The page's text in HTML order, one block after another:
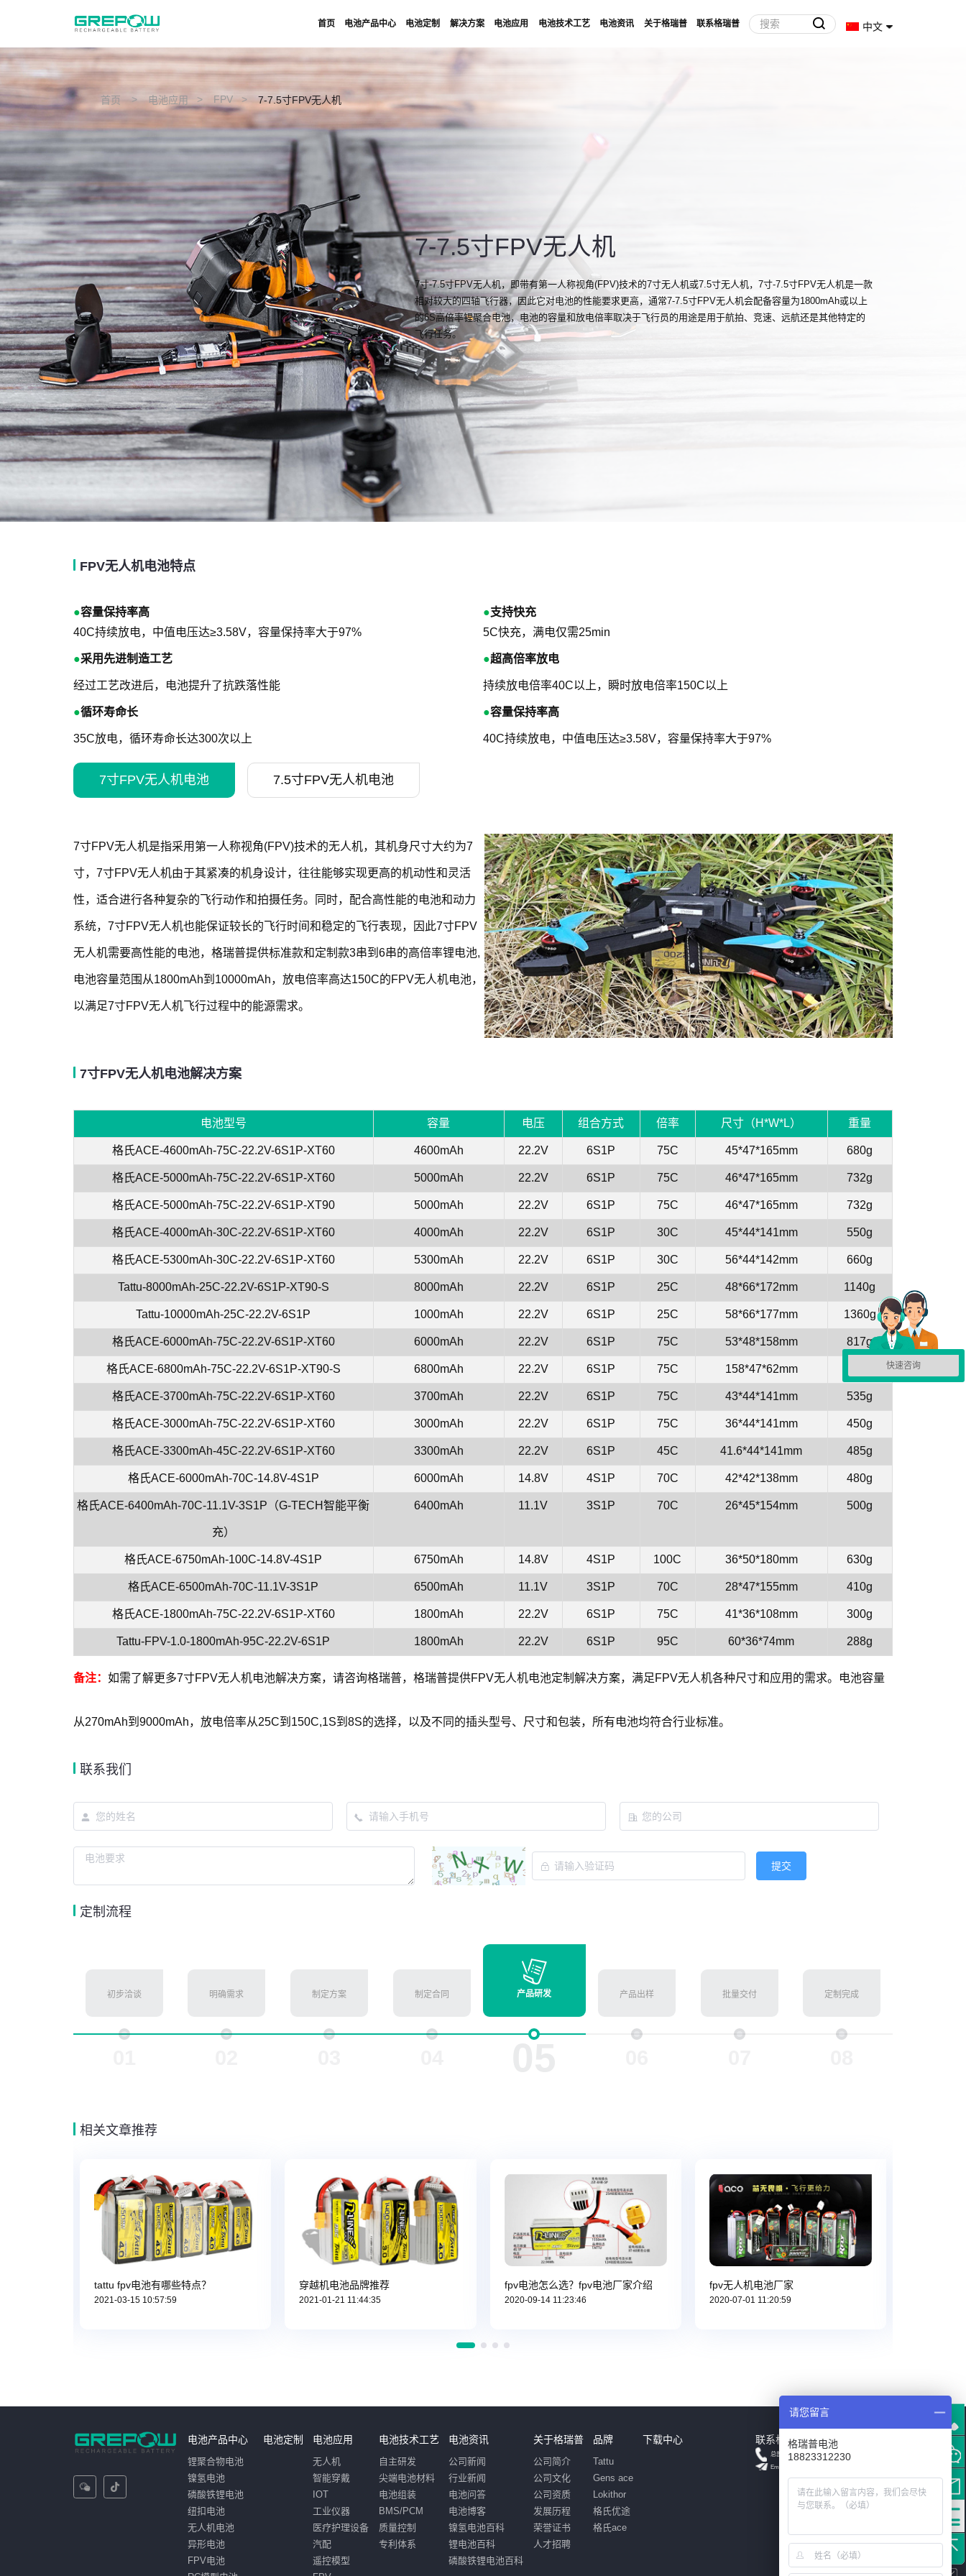
首页 电池产品中心 电池定制 解决方案 电池应用 电池技术工艺 电池资讯 关于格瑞普 联系格瑞普 中文
首页 > 电池应用 > FPV > 7-7.5寸FPV无人机
7-7.5寸FPV无人机
7寸-7.5寸FPV无人机，即带有第一人称视角(FPV)技术的7寸无人机或7.5寸无人机，7寸-7.5寸FPV无人机是一款
相对较大的四轴飞行器，因此它对电池的性能要求更高，通常7-7.5寸FPV无人机会配备容量为1800mAh或以上
的6S高倍率锂聚合电池，电池的容量和放电倍率取决于飞行员的用途是用于航拍、竞速、远航还是其他特定的
飞行任务。
FPV无人机电池特点
●容量保持率高
40C持续放电，中值电压达≥3.58V，容量保持率大于97%
●采用先进制造工艺
经过工艺改进后，电池提升了抗跌落性能
●循环寿命长
35C放电，循环寿命长达300次以上
●支持快充
5C快充，满电仅需25min
●超高倍率放电
持续放电倍率40C以上，瞬时放电倍率150C以上
●容量保持率高
40C持续放电，中值电压达≥3.58V，容量保持率大于97%
7寸FPV无人机电池 7.5寸FPV无人机电池
7寸FPV无人机是指采用第一人称视角(FPV)技术的无人机，其机身尺寸大约为7
寸，7寸FPV无人机由于其紧凑的机身设计，往往能够实现更高的机动性和灵活
性，适合进行各种复杂的飞行动作和拍摄任务。同时，配合高性能的电池和动力
系统，7寸FPV无人机也能保证较长的飞行时间和稳定的飞行表现，因此7寸FPV
无人机需要高性能的电池，格瑞普提供标准款和定制款3串到6串的高倍率锂电池,
电池容量范围从1800mAh到10000mAh，放电倍率高达150C的FPV无人机电池，
以满足7寸FPV无人机飞行过程中的能源需求。
7寸FPV无人机电池解决方案
电池型号 容量 电压 组合方式 倍率 尺寸（H*W*L） 重量
格氏ACE-4600mAh-75C-22.2V-6S1P-XT60 4600mAh 22.2V 6S1P 75C 45*47*165mm 680g
格氏ACE-5000mAh-75C-22.2V-6S1P-XT60 5000mAh 22.2V 6S1P 75C 46*47*165mm 732g
格氏ACE-5000mAh-75C-22.2V-6S1P-XT90 5000mAh 22.2V 6S1P 75C 46*47*165mm 732g
格氏ACE-4000mAh-30C-22.2V-6S1P-XT60 4000mAh 22.2V 6S1P 30C 45*44*141mm 550g
格氏ACE-5300mAh-30C-22.2V-6S1P-XT60 5300mAh 22.2V 6S1P 30C 56*44*142mm 660g
Tattu-8000mAh-25C-22.2V-6S1P-XT90-S 8000mAh 22.2V 6S1P 25C 48*66*172mm 1140g
Tattu-10000mAh-25C-22.2V-6S1P 1000mAh 22.2V 6S1P 25C 58*66*177mm 1360g
格氏ACE-6000mAh-75C-22.2V-6S1P-XT60 6000mAh 22.2V 6S1P 75C 53*48*158mm 817g
格氏ACE-6800mAh-75C-22.2V-6S1P-XT90-S 6800mAh 22.2V 6S1P 75C 158*47*62mm
格氏ACE-3700mAh-75C-22.2V-6S1P-XT60 3700mAh 22.2V 6S1P 75C 43*44*141mm 535g
格氏ACE-3000mAh-75C-22.2V-6S1P-XT60 3000mAh 22.2V 6S1P 75C 36*44*141mm 450g
格氏ACE-3300mAh-45C-22.2V-6S1P-XT60 3300mAh 22.2V 6S1P 45C 41.6*44*141mm 485g
格氏ACE-6000mAh-70C-14.8V-4S1P 6000mAh 14.8V 4S1P 70C 42*42*138mm 480g
格氏ACE-6400mAh-70C-11.1V-3S1P（G-TECH智能平衡
充）
6400mAh 11.1V 3S1P 70C 26*45*154mm 500g
格氏ACE-6750mAh-100C-14.8V-4S1P 6750mAh 14.8V 4S1P 100C 36*50*180mm 630g
格氏ACE-6500mAh-70C-11.1V-3S1P 6500mAh 11.1V 3S1P 70C 28*47*155mm 410g
格氏ACE-1800mAh-75C-22.2V-6S1P-XT60 1800mAh 22.2V 6S1P 75C 41*36*108mm 300g
Tattu-FPV-1.0-1800mAh-95C-22.2V-6S1P 1800mAh 22.2V 6S1P 95C 60*36*74mm 288g
备注： 如需了解更多7寸FPV无人机电池解决方案，请咨询格瑞普，格瑞普提供FPV无人机电池定制解决方案，满足FPV无人机各种尺寸和应用的需求。电池容量
从270mAh到9000mAh，放电倍率从25C到150C,1S到8S的选择，以及不同的插头型号、尺寸和包装，所有电池均符合行业标准。
联系我们
提交
定制流程
初步洽谈 明确需求 制定方案 制定合同 产品研发 产品出样 批量交付 定制完成
相关文章推荐
tattu fpv电池有哪些特点？
2021-03-15 10:57:59
穿越机电池品牌推荐
2021-01-21 11:44:35
fpv电池怎么选？fpv电池厂家介绍
2020-09-14 11:23:46
fpv无人机电池厂家
2020-07-01 11:20:59
电池产品中心
锂聚合物电池
镍氢电池
磷酸铁锂电池
纽扣电池
无人机电池
异形电池
FPV电池
电池定制 电池应用
无人机
智能穿戴
IOT
工业仪器
医疗护理设备
汽配
遥控模型
电池技术工艺
自主研发
尖端电池材料
电池组装
BMS/PCM
质量控制
专利体系
电池资讯
公司新闻
行业新闻
电池问答
电池博客
镍氢电池百科
锂电池百科
磷酸铁锂电池百科
关于格瑞普
公司简介
公司文化
公司资质
发展历程
荣誉证书
人才招聘
品牌
Tattu
Gens ace
Lokithor
格氏优途
格氏ace
下载中心 联系格瑞普
总部 +18823312230
Email: info@grepow.cn
快速咨询
请您留言
格瑞普电池
18823312230